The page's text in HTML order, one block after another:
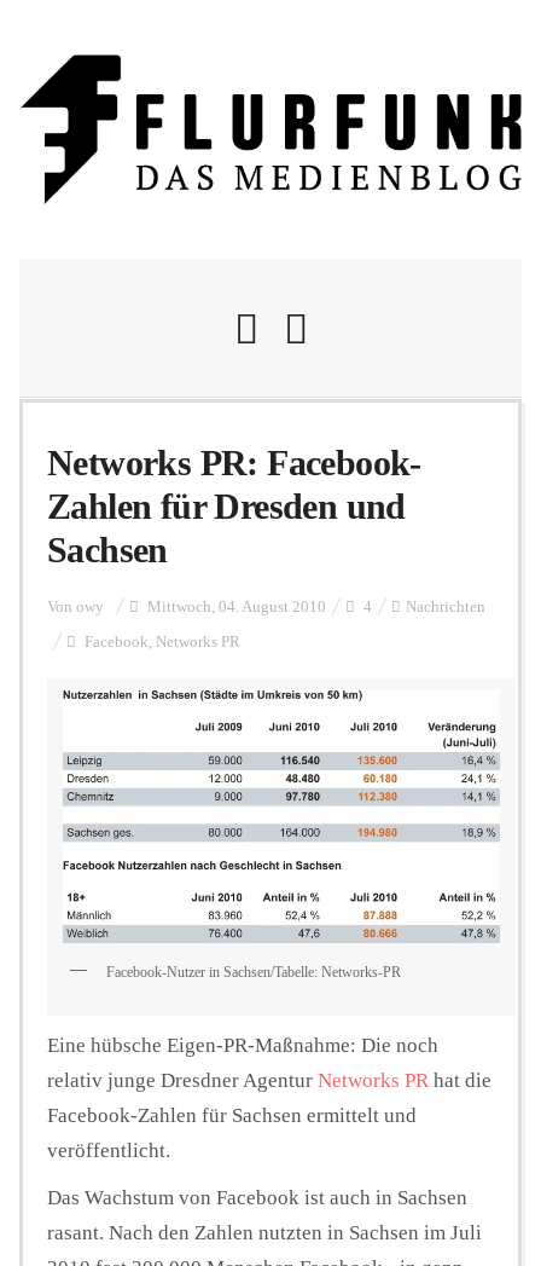
Nachrichten
Flurschelte
Personalien
Hintergrund
FUNKTURM-Beiträge
Podcast
Seminare
Unterstützen
Networks PR: Facebook-
Zahlen für Dresden und
Sachsen
Von owy Mittwoch, 04. August 2010 4 Nachrichten
Facebook, Networks PR
Facebook-Nutzer in Sachsen/Tabelle: Networks-PR
Eine hübsche Eigen-PR-Maßnahme: Die noch
relativ junge Dresdner Agentur Networks PR hat die
Facebook-Zahlen für Sachsen ermittelt und
veröffentlicht.
Das Wachstum von Facebook ist auch in Sachsen
rasant. Nach den Zahlen nutzten in Sachsen im Juli